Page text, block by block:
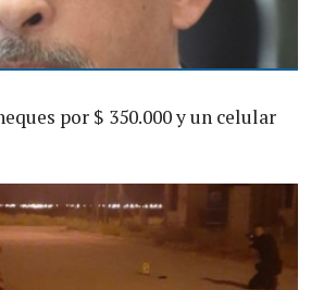
por $ 350.000 y un celular